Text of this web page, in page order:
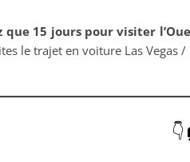
que 15 jours pour visiter
le trajet en voiture Las Vegas
👇